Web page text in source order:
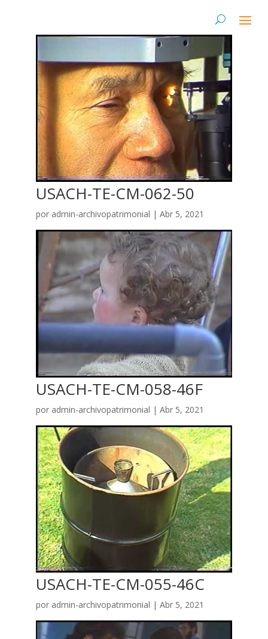
USACH-TE-CM-062-50
por admin-archivopatrimonial | Abr 5, 2021
USACH-TE-CM-058-46F
por admin-archivopatrimonial | Abr 5, 2021
USACH-TE-CM-055-46C
por admin-archivopatrimonial | Abr 5, 2021